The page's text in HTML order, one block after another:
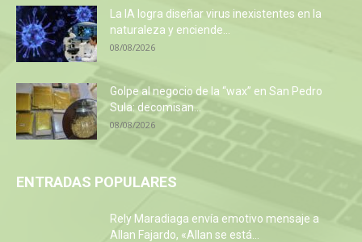
La IA logra diseñar virus inexistentes en la
naturaleza y enciende...
08/08/2026
Golpe al negocio de la “wax” en San Pedro
Sula: decomisan...
08/08/2026
ENTRADAS POPULARES
Rely Maradiaga envía emotivo mensaje a
Allan Fajardo, «Allan se está...